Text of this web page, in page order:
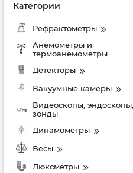
Категории
Рефрактометры
Анемометры и
термоанемометры
Детекторы
Вакуумные камеры
Видеоскопы, эндоскопы,
зонды
Динамометры
Весы
Люксметры